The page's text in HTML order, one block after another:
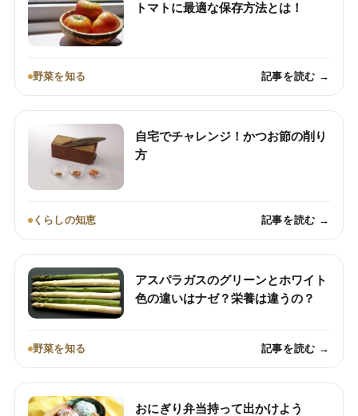
トマトに最適な保存方法とは！
野菜を知る 記事を読む →
自宅でチャレンジ！かつお節の削り
方
くらしの知恵 記事を読む →
アスパラガスのグリーンとホワイト
色の違いはナゼ？栄養は違うの？
野菜を知る 記事を読む →
おにぎり弁当持って出かけよう